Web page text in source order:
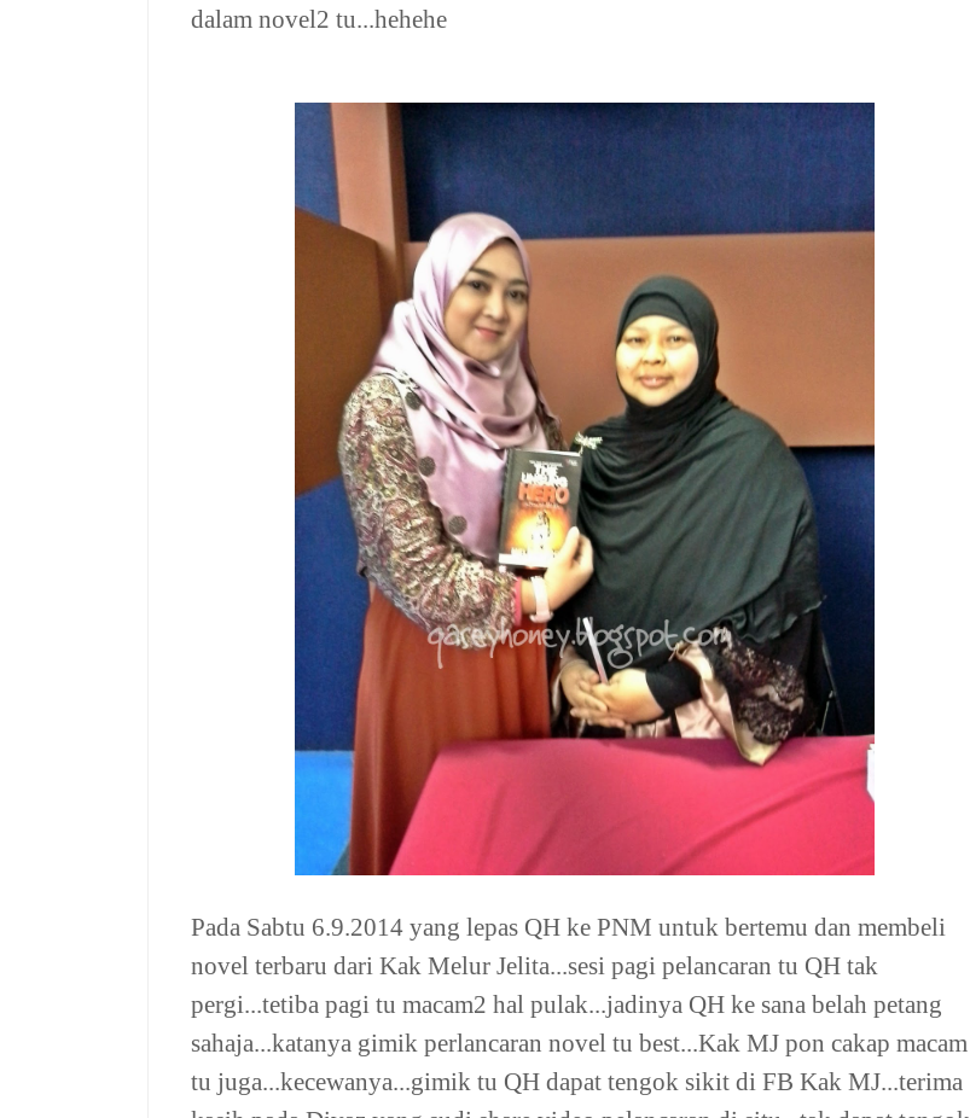
dalam novel2 tu...hehehe
Pada Sabtu 6.9.2014 yang lepas QH ke PNM untuk bertemu dan membeli
novel terbaru dari Kak Melur Jelita...sesi pagi pelancaran tu QH tak
pergi...tetiba pagi tu macam2 hal pulak...jadinya QH ke sana belah petang
sahaja...katanya gimik perlancaran novel tu best...Kak MJ pon cakap macam
tu juga...kecewanya...gimik tu QH dapat tengok sikit di FB Kak MJ...terima